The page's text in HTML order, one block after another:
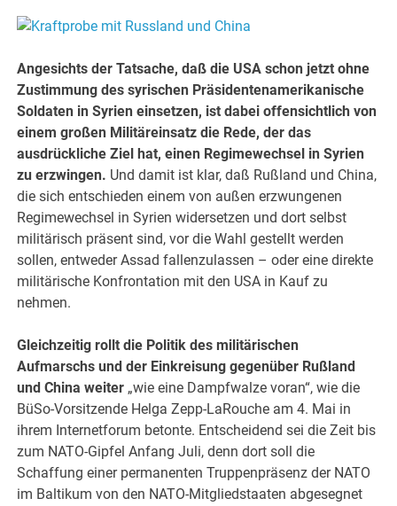
Angesichts der Tatsache, daß die USA schon jetzt ohne
Zustimmung des syrischen Präsidentenamerikanische
Soldaten in Syrien einsetzen, ist dabei offensichtlich von
einem großen Militäreinsatz die Rede, der das
ausdrückliche Ziel hat, einen Regimewechsel in Syrien
zu erzwingen. Und damit ist klar, daß Rußland und China,
die sich entschieden einem von außen erzwungenen
Regimewechsel in Syrien widersetzen und dort selbst
militärisch präsent sind, vor die Wahl gestellt werden
sollen, entweder Assad fallenzulassen – oder eine direkte
militärische Konfrontation mit den USA in Kauf zu
nehmen.
Gleichzeitig rollt die Politik des militärischen
Aufmarschs und der Einkreisung gegenüber Rußland
und China weiter „wie eine Dampfwalze voran“, wie die
BüSo-Vorsitzende Helga Zepp-LaRouche am 4. Mai in
ihrem Internetforum betonte. Entscheidend sei die Zeit bis
zum NATO-Gipfel Anfang Juli, denn dort soll die
Schaffung einer permanenten Truppenpräsenz der NATO
im Baltikum von den NATO-Mitgliedstaaten abgesegnet